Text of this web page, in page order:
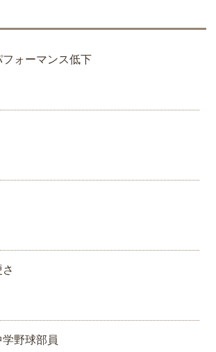
ォーマンス低下
野球部員